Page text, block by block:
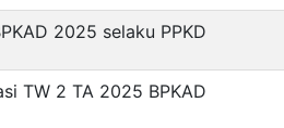
2025 selaku PPKD
TW 2 TA 2025 BPKAD